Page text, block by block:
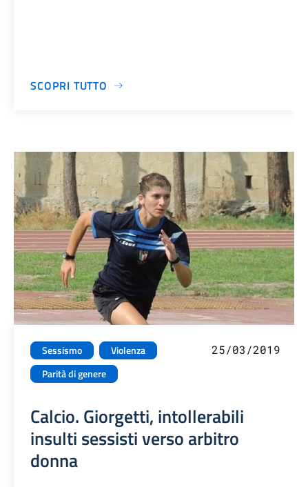
SCOPRI TUTTO
Sessismo
Violenza
Parità di genere
25/03/2019
Calcio. Giorgetti, intollerabili
insulti sessisti verso arbitro
donna